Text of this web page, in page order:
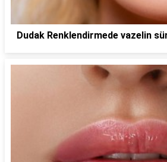
Dudak Renklendirmede vazelin